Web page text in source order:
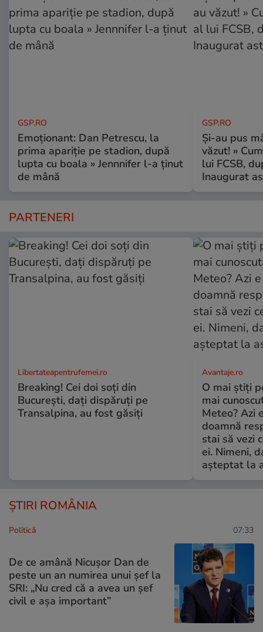
GSP.RO
Emoționant: Dan Petrescu, la
prima apariție pe stadion, după
lupta cu boala » Jennnifer l-a ținut
de mână
GSP.RO
Și-au pus
văzut! »
lui FCSB,
Inaugurat
PARTENERI
Libertateapentrufemei.ro
Breaking! Cei doi soți din
București, dați dispăruți pe
Transalpina, au fost găsiți
Avantaje.ro
O mai știți
mai
Meteo? Azi
doamnă
stai să vezi
ei. Nimeni,
așteptat la
ȘTIRI ROMÂNIA
Politică 07:33
De ce amână Nicușor Dan de
peste un an numirea unui șef la
SRI: „Nu cred că a avea un şef
civil e așa important”